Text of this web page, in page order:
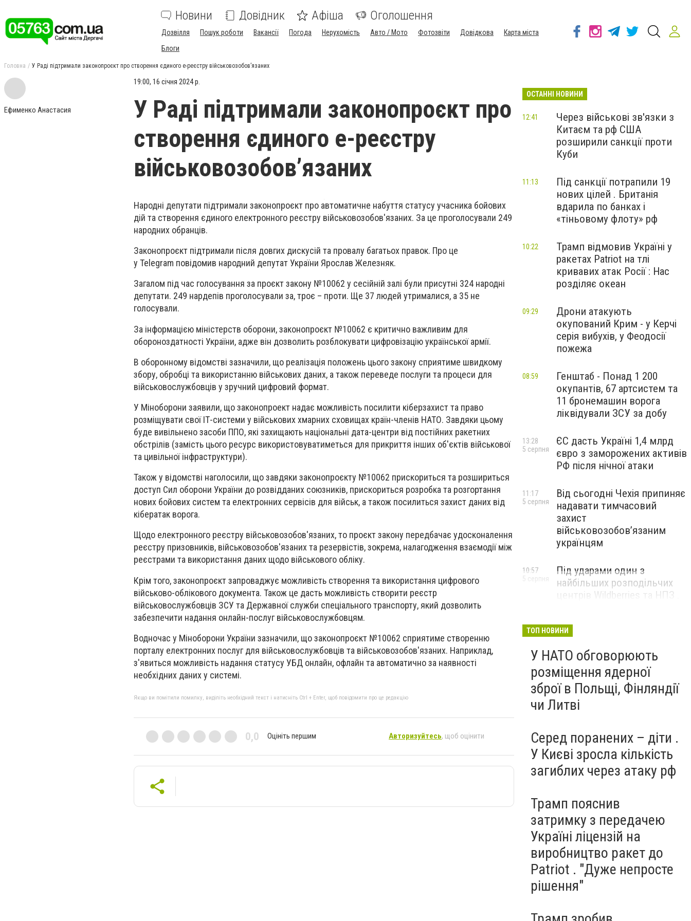
Новини Довідник Афіша Оголошення
Дозвілля Пошук роботи Вакансії Погода Нерухомість Авто / Мото Фотозвіти Довідкова
Карта міста
Блоги
Головна У Раді підтримали законопроєкт про створення єдиного е-реєстру військовозобовʼязаних
Ефименко Анастасия
19:00, 16 січня 2024 р.
У Раді підтримали законопроєкт про
створення єдиного е-реєстру
військовозобовʼязаних
Народні депутати підтримали законопроєкт про автоматичне набуття статусу учасника бойових
дій та створення єдиного електронного реєстру військовозобов'язаних. За це проголосували 249
народних обранців.
Законопроєкт підтримали після довгих дискусій та провалу багатьох правок. Про це
у Telegram повідомив народний депутат України Ярослав Железняк.
Загалом під час голосування за проєкт закону №10062 у сесійній залі були присутні 324 народні
депутати. 249 нардепів проголосували за, троє – проти. Ще 37 людей утрималися, а 35 не
голосували.
За інформацією міністерств оборони, законопроєкт №10062 є критично важливим для
обороноздатності України, адже він дозволить розблокувати цифровізацію української армії.
В оборонному відомстві зазначили, що реалізація положень цього закону сприятиме швидкому
збору, обробці та використанню військових даних, а також переведе послуги та процеси для
військовослужбовців у зручний цифровий формат.
У Міноборони заявили, що законопроект надає можливість посилити кіберзахист та право
розміщувати свої ІТ-системи у військових хмарних сховищах країн-членів НАТО. Завдяки цьому
буде вивільнено засоби ППО, які захищають національні дата-центри від постійних ракетних
обстрілів (замість цього ресурс використовуватиметься для прикриття інших об'єктів військової
та цивільної інфраструктури).
Також у відомстві наголосили, що завдяки законопроєкту №10062 прискориться та розшириться
доступ Сил оборони України до розвідданих союзників, прискориться розробка та розгортання
нових бойових систем та електронних сервісів для військ, а також посилиться захист даних від
кібератак ворога.
Щодо електронного реєстру військовозобов'язаних, то проєкт закону передбачає удосконалення
реєстру призовників, військовозобов'язаних та резервістів, зокрема, налагодження взаємодії між
реєстрами та використання даних щодо військового обліку.
Крім того, законопроєкт запроваджує можливість створення та використання цифрового
військово-облікового документа. Також це дасть можливість створити реєстр
військовослужбовців ЗСУ та Державної служби спеціального транспорту, який дозволить
забезпечити надання онлайн-послуг військовослужбовцям.
Водночас у Міноборони України зазначили, що законопроєкт №10062 сприятиме створенню
порталу електронних послуг для військовослужбовців та військовозобов'язаних. Наприклад,
з'явиться можливість надання статусу УБД онлайн, офлайн та автоматично за наявності
необхідних даних у системі.
Якщо ви помітили помилку, виділіть необхідний текст і натисніть Ctrl + Enter, щоб повідомити про це редакцію
0,0 Оцініть першим Авторизуйтесь, щоб оцінити
ОСТАННІ НОВИНИ
Через військові зв'язки з
Китаєм та рф США
розширили санкції проти
Куби
12:41
Під санкції потрапили 19
нових цілей . Британія
вдарила по банках і
«тіньовому флоту» рф
11:13
Трамп відмовив Україні у
ракетах Patriot на тлі
кривавих атак Росії : Нас
розділяє океан
10:22
Дрони атакують
окупований Крим - у Керчі
серія вибухів, у Феодосії
пожежа
09:29
Генштаб - Понад 1 200
окупантів, 67 артсистем та
11 бронемашин ворога
ліквідували ЗСУ за добу
08:59
ЄС дасть Україні 1,4 млрд
євро з заморожених активів
РФ після нічної атаки
13:28
5 серпня
Від сьогодні Чехія припиняє
надавати тимчасовий
захист
військовозобов’язаним
українцям
11:17
5 серпня
Під ударами один з
найбільших розподільчих
центрів Wildberries та НПЗ .
10:57
5 серпня
ТОП НОВИНИ
У НАТО обговорюють
розміщення ядерної
зброї в Польщі, Фінляндії
чи Литві
Серед поранених – діти .
У Києві зросла кількість
загиблих через атаку рф
Трамп пояснив
затримку з передачею
Україні ліцензій на
виробництво ракет до
Patriot . "Дуже непросте
рішення"